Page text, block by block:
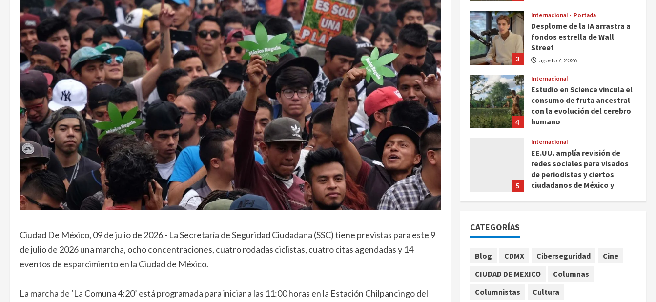
Ciudad De México, 09 de julio de 2026.- La Secretaría de Seguridad Ciudadana (SSC) tiene previstas para este 9
de julio de 2026 una marcha, ocho concentraciones, cuatro rodadas ciclistas, cuatro citas agendadas y 14
eventos de esparcimiento en la Ciudad de México.
La marcha de ‘La Comuna 4:20’ está programada para iniciar a las 11:00 horas en la Estación Chilpancingo del
3
Internacional Portada
Desplome de la IA arrastra a
fondos estrella de Wall
Street
agosto 7, 2026
4
Internacional
Estudio en Science vincula el
consumo de fruta ancestral
con la evolución del cerebro
humano
5
Internacional
EE.UU. amplía revisión de
redes sociales para visados
de periodistas y ciertos
ciudadanos de México y
Morelia
Lotería Nacional emite
billete por centenario de la
CATEGORÍAS
Blog CDMX Ciberseguridad
Cine
CIUDAD DE MEXICO
Columnas
Columnistas
Cultura